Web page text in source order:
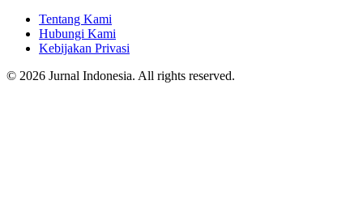
Tentang Kami
Hubungi Kami
Kebijakan Privasi
© 2026 Jurnal Indonesia. All rights reserved.